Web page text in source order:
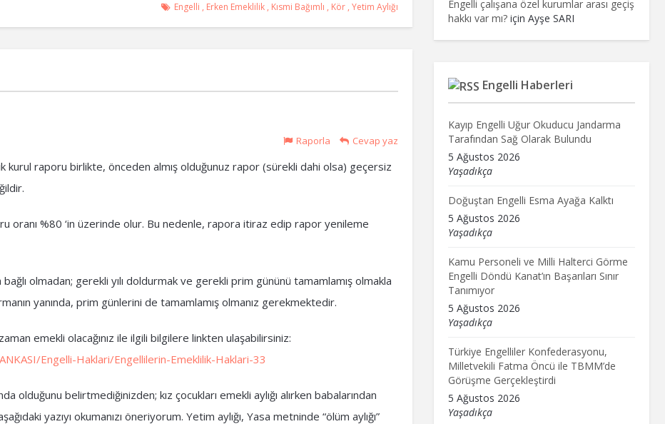
Engelli , Erken Emeklilik, Kısmi Bağımlı , Kör, Yetim Aylığı
Raporla Cevap yaz
kurul raporu birlikte, önceden almış olduğunuz rapor (sürekli dahi olsa) geçersiz
oranı %80 ‘in üzerinde olur. Bu nedenle, rapora itiraz edip rapor yenileme
olmadan; gerekli yılı doldurmak ve gerekli prim gününü tamamlamış olmakla
yanında, prim günlerini de tamamlamış olmanız gerekmektedir.
emekli olacağınız ile ilgili bilgilere linkten ulaşabilirsiniz:
Engelli-Haklari/Engellilerin-Emeklilik-Haklari-33
olduğunu belirtmediğinizden; kız çocukları emekli aylığı alırken babalarından
yazıyı okumanızı öneriyorum. Yetim aylığı, Yasa metninde “ölüm aylığı”
Engelli çalışana özel kurumlar arası geçiş
hakkı var mı?için Ayşe SARI
Engelli Haberleri
Kayıp Engelli Uğur Okuducu Jandarma
Tarafından Sağ Olarak Bulundu
5 Ağustos 2026
Yaşadıkça
Doğuştan Engelli Esma Ayağa Kalktı
5 Ağustos 2026
Yaşadıkça
Kamu Personeli ve Milli Halterci Görme
Engelli Döndü Kanat’ın Başarıları Sınır
Tanımıyor
5 Ağustos 2026
Yaşadıkça
Türkiye Engelliler Konfederasyonu,
Milletvekili Fatma Öncü ile TBMM’de
Görüşme Gerçekleştirdi
5 Ağustos 2026
Yaşadıkça